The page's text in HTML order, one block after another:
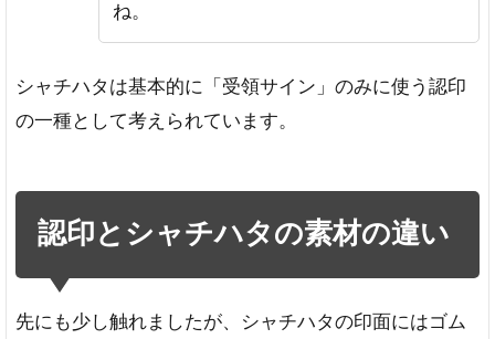
ね。
シャチハタは基本的に「受領サイン」のみに使う認印
の一種として考えられています。
認印とシャチハタの素材の違い
先にも少し触れましたが、シャチハタの印面にはゴム